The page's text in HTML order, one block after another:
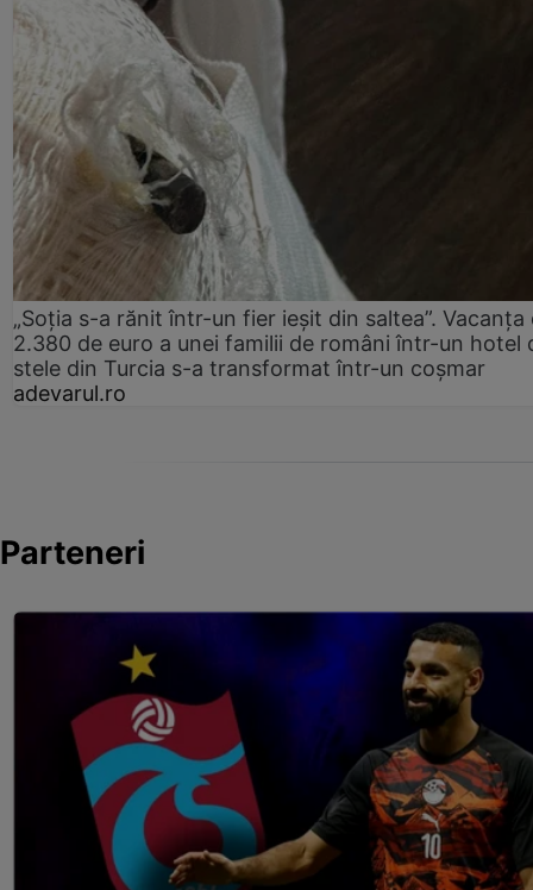
„Soția s-a rănit într-un fier ieșit din saltea”. Vacanța
2.380 de euro a unei familii de români într-un hotel
stele din Turcia s-a transformat într-un coșmar
adevarul.ro
Parteneri